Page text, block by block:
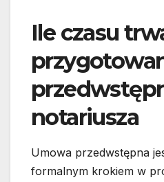
Ile czasu
notariusza
Umowa przedwstępna
formalnym krokiem w